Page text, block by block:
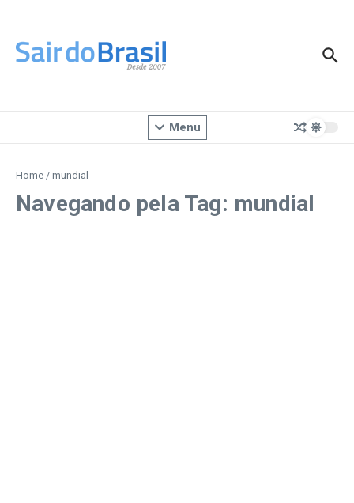
Menu
Home / mundial
Navegando pela Tag: mundial